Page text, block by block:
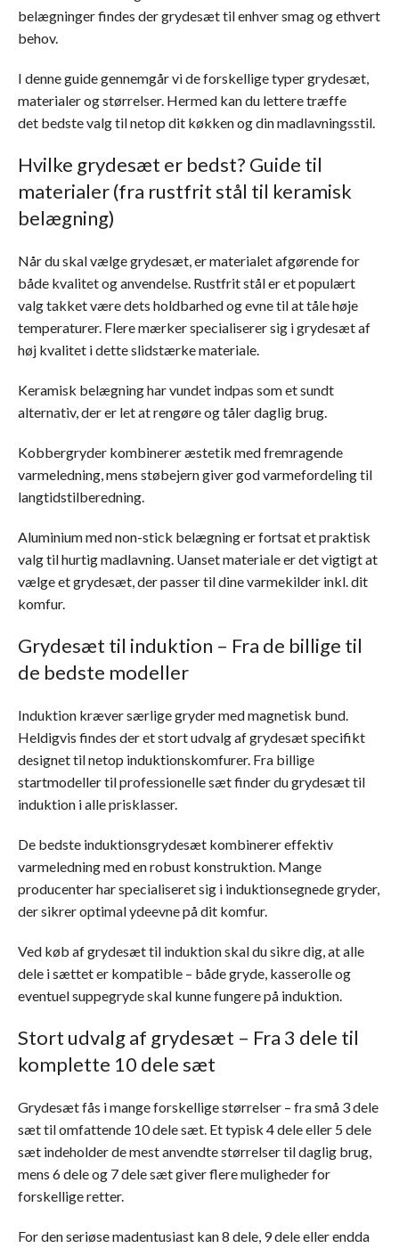
belægninger findes der grydesæt til enhver smag og ethvert
behov.
I denne guide gennemgår vi de forskellige typer grydesæt,
materialer og størrelser. Hermed kan du lettere træffe
det bedste valg til netop dit køkken og din madlavningsstil.
Hvilke grydesæt er bedst? Guide til
materialer (fra rustfrit stål til keramisk
belægning)
Når du skal vælge grydesæt, er materialet afgørende for
både kvalitet og anvendelse. Rustfrit stål er et populært
valg takket være dets holdbarhed og evne til at tåle høje
temperaturer. Flere mærker specialiserer sig i grydesæt af
høj kvalitet i dette slidstærke materiale.
Keramisk belægning har vundet indpas som et sundt
alternativ, der er let at rengøre og tåler daglig brug.
Kobbergryder kombinerer æstetik med fremragende
varmeledning, mens støbejern giver god varmefordeling til
langtidstilberedning.
Aluminium med non-stick belægning er fortsat et praktisk
valg til hurtig madlavning. Uanset materiale er det vigtigt at
vælge et grydesæt, der passer til dine varmekilder inkl. dit
komfur.
Grydesæt til induktion – Fra de billige til
de bedste modeller
Induktion kræver særlige gryder med magnetisk bund.
Heldigvis findes der et stort udvalg af grydesæt specifikt
designet til netop induktionskomfurer. Fra billige
startmodeller til professionelle sæt finder du grydesæt til
induktion i alle prisklasser.
De bedste induktionsgrydesæt kombinerer effektiv
varmeledning med en robust konstruktion. Mange
producenter har specialiseret sig i induktionsegnede gryder,
der sikrer optimal ydeevne på dit komfur.
Ved køb af grydesæt til induktion skal du sikre dig, at alle
dele i sættet er kompatible – både gryde, kasserolle og
eventuel suppegryde skal kunne fungere på induktion.
Stort udvalg af grydesæt – Fra 3 dele til
komplette 10 dele sæt
Grydesæt fås i mange forskellige størrelser – fra små 3 dele
sæt til omfattende 10 dele sæt. Et typisk 4 dele eller 5 dele
sæt indeholder de mest anvendte størrelser til daglig brug,
mens 6 dele og 7 dele sæt giver flere muligheder for
forskellige retter.
For den seriøse madentusiast kan 8 dele, 9 dele eller endda